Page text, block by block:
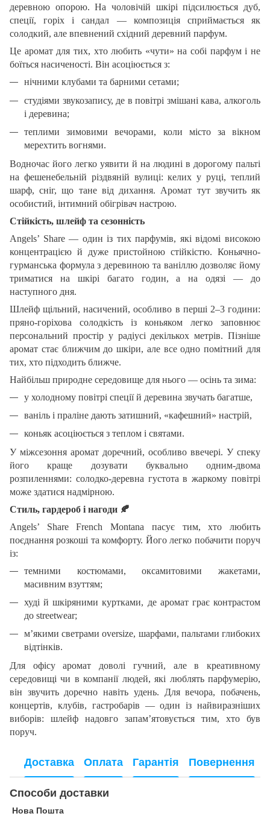
деревною опорою. На чоловічій шкірі підсилюється дуб,
спеції, горіх і сандал — композиція сприймається як
солодкий, але впевнений східний деревний парфум.
Це аромат для тих, хто любить «чути» на собі парфум і не
боїться насиченості. Він асоціюється з:
нічними клубами та барними сетами;
студіями звукозапису, де в повітрі змішані кава, алкоголь
і деревина;
теплими зимовими вечорами, коли місто за вікном
мерехтить вогнями.
Водночас його легко уявити й на людині в дорогому пальті
на фешенебельній різдвяній вулиці: келих у руці, теплий
шарф, сніг, що тане від дихання. Аромат тут звучить як
особистий, інтимний обігрівач настрою.
Стійкість, шлейф та сезонність
Angels’ Share — один із тих парфумів, які відомі високою
концентрацією й дуже пристойною стійкістю. Коньячно-
гурманська формула з деревиною та ваніллю дозволяє йому
триматися на шкірі багато годин, а на одязі — до
наступного дня.
Шлейф щільний, насичений, особливо в перші 2–3 години:
пряно-горіхова солодкість із коньяком легко заповнює
персональний простір у радіусі декількох метрів. Пізніше
аромат стає ближчим до шкіри, але все одно помітний для
тих, хто підходить ближче.
Найбільш природне середовище для нього — осінь та зима:
у холодному повітрі спеції й деревина звучать багатше,
ваніль і праліне дають затишний, «кафешний» настрій,
коньяк асоціюється з теплом і святами.
У міжсезоння аромат доречний, особливо ввечері. У спеку
його краще дозувати буквально одним-двома
розпиленнями: солодко-деревна густота в жаркому повітрі
може здатися надмірною.
Стиль, гардероб і нагоди 🍂
Angels’ Share French Montana пасує тим, хто любить
поєднання розкоші та комфорту. Його легко побачити поруч
із:
темними костюмами, оксамитовими жакетами,
масивним взуттям;
худі й шкіряними куртками, де аромат грає контрастом
до streetwear;
м’якими светрами oversize, шарфами, пальтами глибоких
відтінків.
Для офісу аромат доволі гучний, але в креативному
середовищі чи в компанії людей, які люблять парфумерію,
він звучить доречно навіть удень. Для вечора, побачень,
концертів, клубів, гастробарів — один із найвиразніших
виборів: шлейф надовго запам’ятовується тим, хто був
поруч.
Доставка Оплата Гарантія Повернення
Способи доставки
Нова Пошта